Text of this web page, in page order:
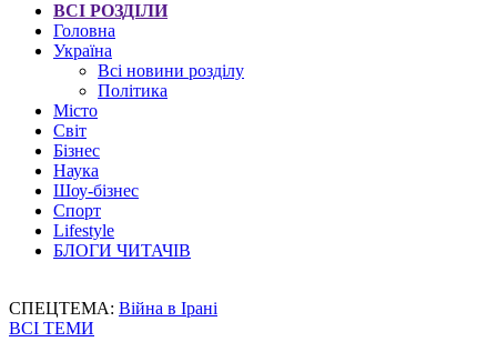
ВСІ РОЗДІЛИ
Головна
Україна
Всі новини розділу
Політика
Місто
Світ
Бізнес
Наука
Шоу-бізнес
Спорт
Lifestyle
БЛОГИ ЧИТАЧІВ
СПЕЦТЕМА: Війна в Ірані
ВСІ ТЕМИ